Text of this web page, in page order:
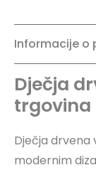
Informacije o
Dječja
trgovina
Dječja
modernim